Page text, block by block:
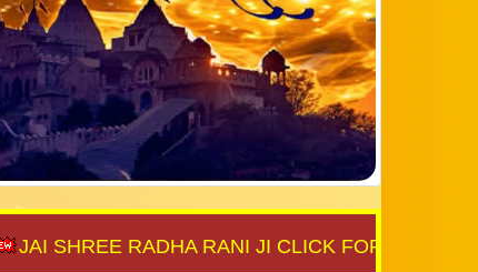
RADHA RANI JI CLICK FOR ⇨